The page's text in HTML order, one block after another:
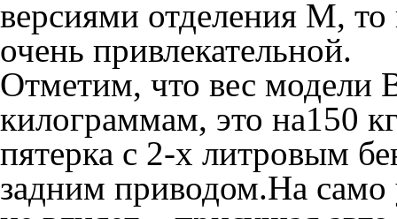
версиями отделения M, то
очень привлекательной.
Отметим, что вес модели
килограммам, это на150
пятерка с 2-х литровым
задним приводом.На